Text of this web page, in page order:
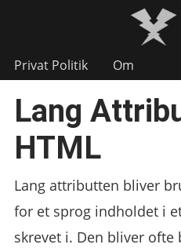
Privat Politik Om
Lang
HTML
Lang attributten bliver
for et sprog indholdet i
skrevet i. Den bliver ofte